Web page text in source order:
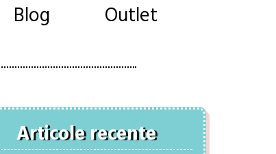
Blog Outlet
Articole recente